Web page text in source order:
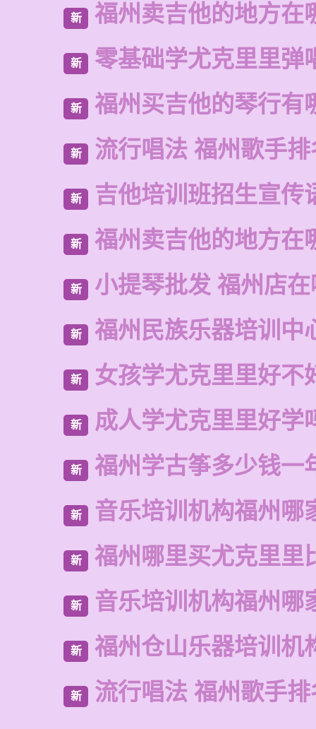
新 福州卖吉他的地方在
新 零基础学尤克里里弹
新 福州买吉他的琴行有
新 流行唱法 福州歌手
新 吉他培训班招生宣传
新 福州卖吉他的地方在
新 小提琴批发 福州店
新 福州民族乐器培训中
新 女孩学尤克里里好不
新 成人学尤克里里好学
新 福州学古筝多少钱一
新 音乐培训机构福州哪
新 福州哪里买尤克里里
新 音乐培训机构福州哪
新 福州仓山乐器培训机
新 流行唱法 福州歌手排